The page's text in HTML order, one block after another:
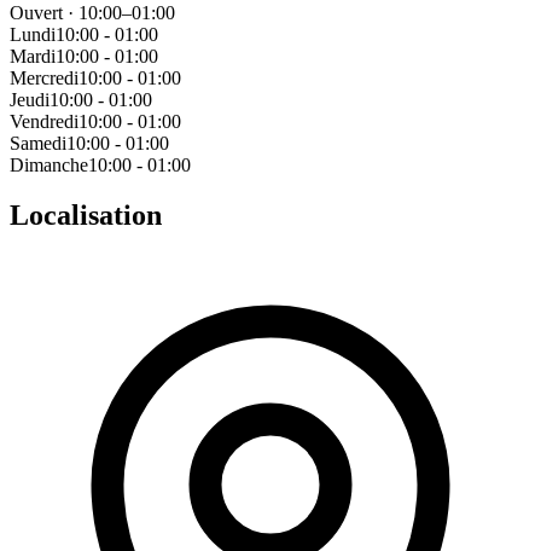
Ouvert · 10:00–01:00
Lundi10:00 - 01:00
Mardi10:00 - 01:00
Mercredi10:00 - 01:00
Jeudi10:00 - 01:00
Vendredi10:00 - 01:00
Samedi10:00 - 01:00
Dimanche10:00 - 01:00
Localisation